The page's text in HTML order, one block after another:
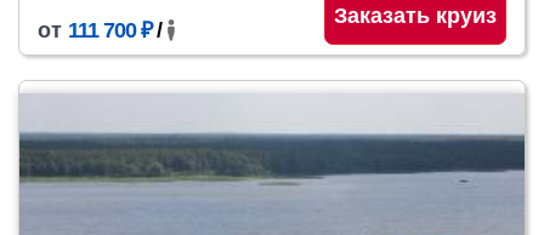
от 111 700 ₽/
Заказать круиз